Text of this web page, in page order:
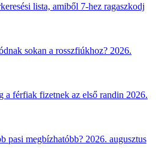
lista, amiből 7-hez ragaszkodj
sokan a rosszfiúkhoz? 2026.
a férfiak fizetnek az első randin 2026.
pasi megbízhatóbb? 2026. augusztus